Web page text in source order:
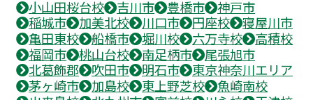
小山田桜台校
吉川市 豊橋市
神戸市
稲城市
加美北校 川口市 円座校
寝屋川市
亀田東校
船橋市 堀川校 六万寺校
高積校
福岡市
桃山台校 南足柄市
尾張旭市
北葛飾郡
吹田市 明石市
東京神奈川エリア
茅ヶ崎市
加島校 東上野芝校
魚崎南校